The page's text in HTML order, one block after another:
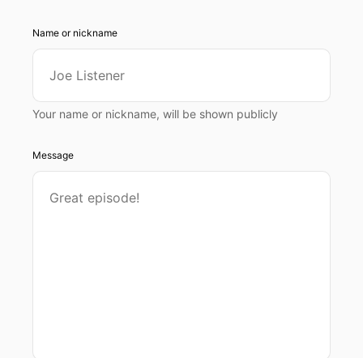
Name or nickname
Your name or nickname, will be shown publicly
Message